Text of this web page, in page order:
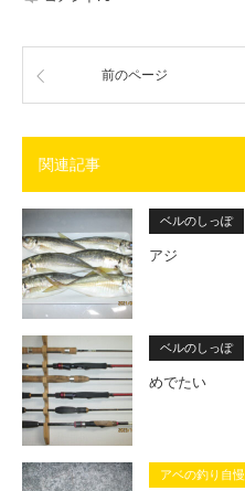
前のページ
関連記事
ベルのしっぽ
アジ
ベルのしっぽ
めでたい
アベの釣り自慢